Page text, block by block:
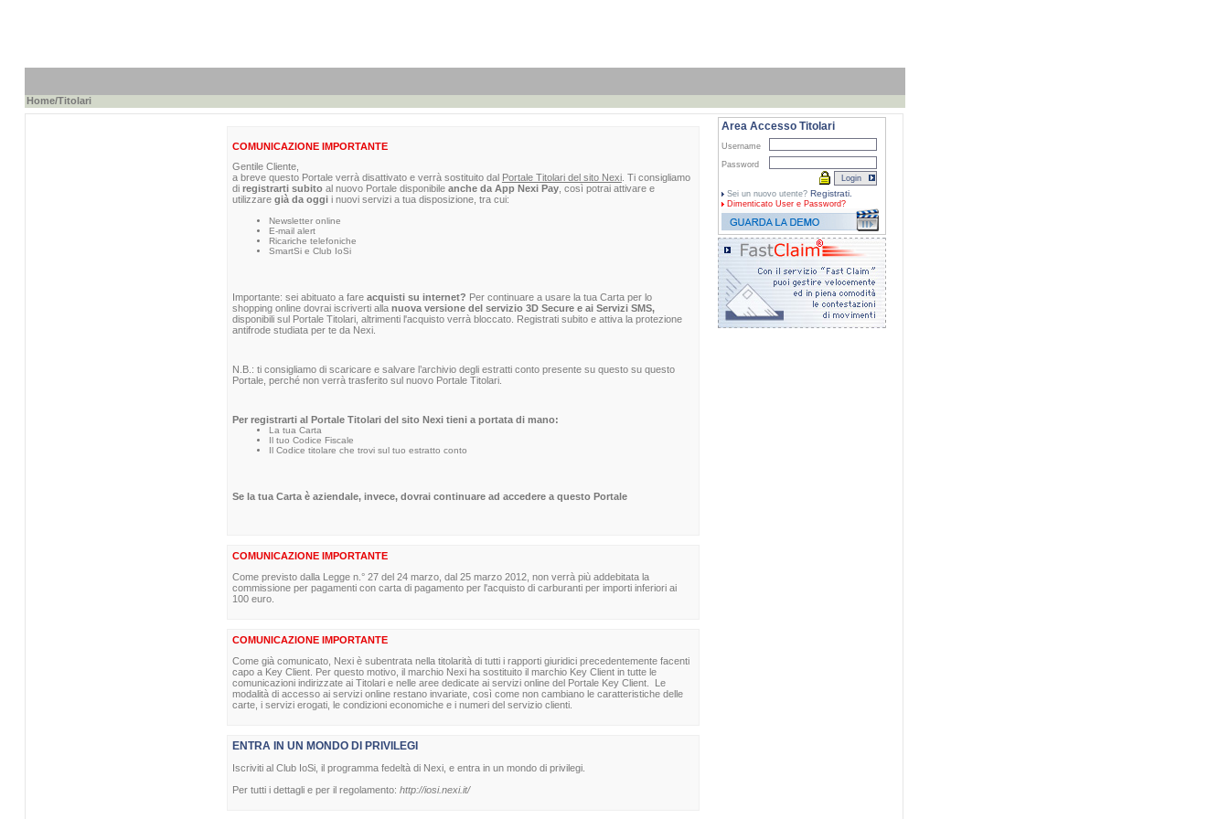
Home/Titolari
COMUNICAZIONE IMPORTANTE
Gentile Cliente,
a breve questo Portale verrà disattivato e verrà sostituito dal Portale Titolari del sito Nexi. Ti consigliamo
diregistrarti subitoal nuovo Portale disponibile anche da App Nexi Pay, così potrai attivare e
utilizzare già da oggii nuovi servizi a tua disposizione, tra cui:
Newsletter online
E-mail alert
Ricariche telefoniche
SmartSi e Club IoSi
Importante: sei abituato a fare acquisti su internet? Per continuare a usare la tua Carta per lo
shopping online dovrai iscriverti alla nuova versione del servizio 3D Secure e ai Servizi SMS,
disponibili sul Portale Titolari, altrimenti l'acquisto verrà bloccato. Registrati subito e attiva la protezione
antifrode studiata per te da Nexi.
N.B.: ti consigliamo di scaricare e salvare l’archivio degli estratti conto presente su questo su questo
Portale, perché non verrà trasferito sul nuovo Portale Titolari.
Per registrarti al Portale Titolari del sito Nexi tieni a portata di mano:
La tua Carta
Il tuo Codice Fiscale
Il Codice titolare che trovi sul tuo estratto conto
Se la tua Carta è aziendale, invece, dovrai continuare ad accedere a questo Portale
COMUNICAZIONE IMPORTANTE
Come previsto dalla Legge n.° 27 del 24 marzo, dal 25 marzo 2012, non verrà più addebitata la
commissione per pagamenti con carta di pagamento per l'acquisto di carburanti per importi inferiori ai
100 euro.
COMUNICAZIONE IMPORTANTE
Come già comunicato, Nexi è subentrata nella titolarità di tutti i rapporti giuridici precedentemente facenti
capo a Key Client. Per questo motivo, il marchio Nexi ha sostituito il marchio Key Client in tutte le
comunicazioni indirizzate ai Titolari e nelle aree dedicate ai servizi online del Portale Key Client. Le
modalità di accesso ai servizi online restano invariate, così come non cambiano le caratteristiche delle
carte, i servizi erogati, le condizioni economiche e i numeri del servizio clienti.
ENTRA IN UN MONDO DI PRIVILEGI
Iscriviti al Club IoSi, il programma fedeltà di Nexi, e entra in un mondo di privilegi.
Per tutti i dettagli e per il regolamento: http://iosi.nexi.it/
Area Accesso Titolari
Username
Password
Sei un nuovo utente? Registrati.
Dimenticato User e Password?